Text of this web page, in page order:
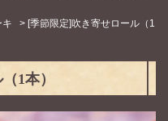
キ
> [季節限定]吹き寄せロール（1
1本）